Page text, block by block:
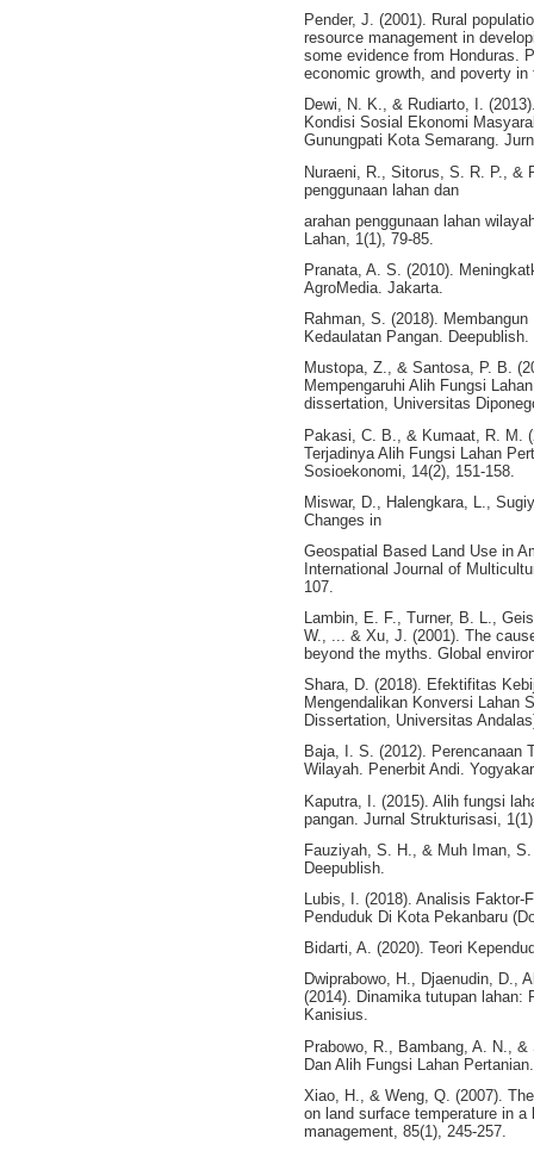
Pender, J. (2001). Rural
resource management in
some evidence from Honduras.
economic growth, and poverty
Dewi, N. K., & Rudiarto, I.
Kondisi Sosial Ekonomi
Gunungpati Kota Semarang.
Nuraeni, R., Sitorus, S. R. P., &
penggunaan lahan dan
arahan penggunaan lahan
Lahan, 1(1), 79-85.
Pranata, A. S. (2010).
AgroMedia. Jakarta.
Rahman, S. (2018).
Kedaulatan Pangan.
Mustopa, Z., & Santosa, P. B.
Mempengaruhi Alih Fungsi
dissertation, Universitas
Pakasi, C. B., & Kumaat, R. M.
Terjadinya Alih Fungsi Lahan
Sosioekonomi, 14(2), 151-158.
Miswar, D., Halengkara, L.,
Changes in
Geospatial Based Land Use in
International Journal of
107.
Lambin, E. F., Turner, B. L.,
W., ... & Xu, J. (2001). The
beyond the myths. Global
Shara, D. (2018). Efektifitas
Mengendalikan Konversi Lahan
Dissertation, Universitas
Baja, I. S. (2012). Perencanaan
Wilayah. Penerbit Andi.
Kaputra, I. (2015). Alih fungsi
pangan. Jurnal Strukturisasi,
Fauziyah, S. H., & Muh Iman,
Deepublish.
Lubis, I. (2018). Analisis Faktor-
Penduduk Di Kota Pekanbaru
Bidarti, A. (2020). Teori
Dwiprabowo, H., Djaenudin, D.,
(2014). Dinamika tutupan lahan:
Kanisius.
Prabowo, R., Bambang, A. N.,
Dan Alih Fungsi Lahan
Xiao, H., & Weng, Q. (2007).
on land surface temperature in
management, 85(1), 245-257.